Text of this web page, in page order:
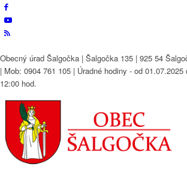
Obecný úrad Šalgočka | Šalgočka 135 | 925 54
| Mob: 0904 761 105 | Úradné hodiny - od
12:00 hod.